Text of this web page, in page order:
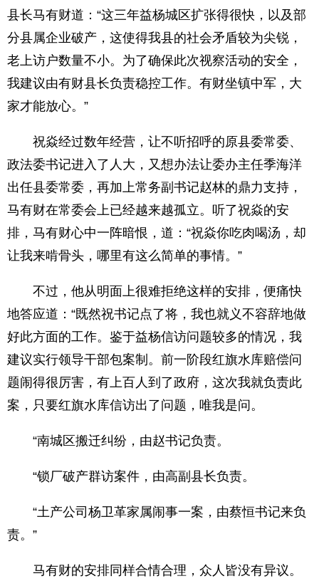
县长马有财道：“这三年益杨城区扩张得很快，以及部
分县属企业破产，这使得我县的社会矛盾较为尖锐，
老上访户数量不小。为了确保此次视察活动的安全，
我建议由有财县长负责稳控工作。有财坐镇中军，大
家才能放心。”
祝焱经过数年经营，让不听招呼的原县委常委、
政法委书记进入了人大，又想办法让委办主任季海洋
出任县委常委，再加上常务副书记赵林的鼎力支持，
马有财在常委会上已经越来越孤立。听了祝焱的安
排，马有财心中一阵暗恨，道：“祝焱你吃肉喝汤，却
让我来啃骨头，哪里有这么简单的事情。”
不过，他从明面上很难拒绝这样的安排，便痛快
地答应道：“既然祝书记点了将，我也就义不容辞地做
好此方面的工作。鉴于益杨信访问题较多的情况，我
建议实行领导干部包案制。前一阶段红旗水库赔偿问
题闹得很厉害，有上百人到了政府，这次我就负责此
案，只要红旗水库信访出了问题，唯我是问。
“南城区搬迁纠纷，由赵书记负责。
“锁厂破产群访案件，由高副县长负责。
“土产公司杨卫革家属闹事一案，由蔡恒书记来负
责。”
马有财的安排同样合情合理，众人皆没有异议。